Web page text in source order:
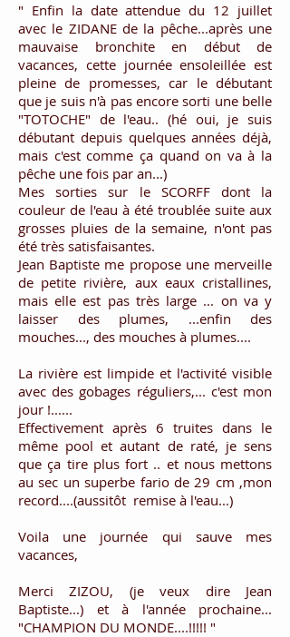
" Enfin la date attendue du 12 juillet
avec le ZIDANE de la pêche...après une
mauvaise bronchite en début de
vacances, cette journée ensoleillée est
pleine de promesses, car le débutant
que je suis n'à pas encore sorti une belle
"TOTOCHE" de l'eau.. (hé oui, je suis
débutant depuis quelques années déjà,
mais c'est comme ça quand on va à la
pêche une fois par an...)
Mes sorties sur le SCORFF dont la
couleur de l'eau à été troublée suite aux
grosses pluies de la semaine, n'ont pas
été très satisfaisantes.
Jean Baptiste me propose une merveille
de petite rivière, aux eaux cristallines,
mais elle est pas très large ... on va y
laisser des plumes, ...enfin des
mouches..., des mouches à plumes....
La rivière est limpide et l'activité visible
avec des gobages réguliers,... c'est mon
jour !......
Effectivement après 6 truites dans le
même pool et autant de raté, je sens
que ça tire plus fort .. et nous mettons
au sec un superbe fario de 29 cm ,mon
record....(aussitôt remise à l'eau...)
Voila une journée qui sauve mes
vacances,
Merci ZIZOU, (je veux dire Jean
Baptiste...) et à l'année prochaine...
"CHAMPION DU MONDE....!!!!! "